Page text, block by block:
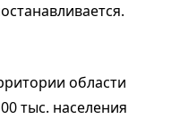
области
тыс. населения